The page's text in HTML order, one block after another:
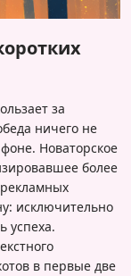
за
ничего не
Новаторское
более
исключительно
успеха.
в первые две